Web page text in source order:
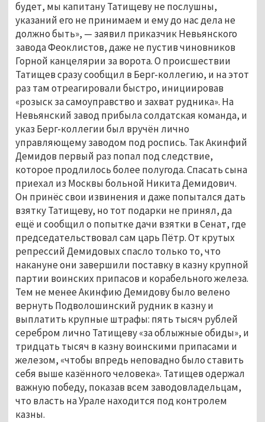
будет, мы капитану Татищеву не послушны,
указаний его не принимаем и ему до нас дела не
должно быть», — заявил приказчик Невьянского
завода Феоклистов, даже не пустив чиновников
Горной канцелярии за ворота. О происшествии
Татищев сразу сообщил в Берг-коллегию, и на этот
раз там отреагировали быстро, инициировав
«розыск за самоуправство и захват рудника». На
Невьянский завод прибыла солдатская команда, и
указ Берг-коллегии был вручён лично
управляющему заводом под роспись. Так Акинфий
Демидов первый раз попал под следствие,
которое продлилось более полугода. Спасать сына
приехал из Москвы больной Никита Демидович.
Он принёс свои извинения и даже попытался дать
взятку Татищеву, но тот подарки не принял, да
ещё и сообщил о попытке дачи взятки в Сенат, где
председательствовал сам царь Пётр. От крутых
репрессий Демидовых спасло только то, что
накануне они завершили поставку в казну крупной
партии воинских припасов и корабельного железа.
Тем не менее Акинфию Демидову было велено
вернуть Подволошинский рудник в казну и
выплатить крупные штрафы: пять тысяч рублей
серебром лично Татищеву «за облыжные обиды», и
тридцать тысяч в казну воинскими припасами и
железом, «чтобы впредь неповадно было ставить
себя выше казённого человека». Татищев одержал
важную победу, показав всем заводовладельцам,
что власть на Урале находится под контролем
казны.